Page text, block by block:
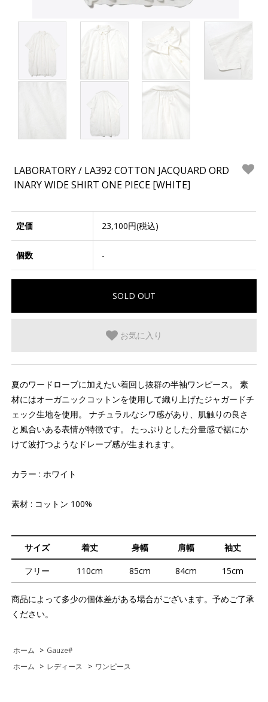
LABORATORY / LA392 COTTON JACQUARD ORD
INARY WIDE SHIRT ONE PIECE [WHITE]
定価 23,100円(税込)
個数 -
お気に入り
夏のワードローブに加えたい着回し抜群の半袖ワンピース。 素
材にはオーガニックコットンを使用して織り上げたジャガードチ
ェック生地を使用。 ナチュラルなシワ感があり、肌触りの良さ
と風合いある表情が特徴です。 たっぷりとした分量感で裾にか
けて波打つようなドレープ感が生まれます。
カラー : ホワイト
素材 : コットン 100%
サイズ 着丈 身幅 肩幅 袖丈
フリー 110cm 85cm 84cm 15cm
商品によって多少の個体差がある場合がございます。予めご了承
ください。
ホーム > Gauze#
ホーム
> レディース > ワンピース